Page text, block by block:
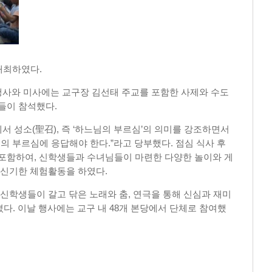
최하였다.
와 미사에는 교구장 김선태 주교를 포함한 사제와 수도
이 참석했다.
성소(聖召), 즉 ‘하느님의 부르심’의 의미를 강조하면서
부르심에 응답해야 한다.”라고 당부했다. 점심 식사 후
함하여 , 신학생들과 수녀님들이 마련한 다양한 놀이와 게
기한 체험활동을 하였다.
학생들이 갈고 닦은 노래와 춤, 연극을 통해 신심과 재미
다. 이날 행사에는 교구 내 48개 본당에서 단체로 참여했